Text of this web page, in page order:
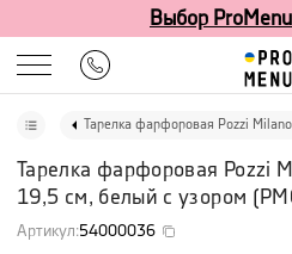
Выбор
Тарелка фарфоровая Pozzi Milano
Тарелка фарфоровая Pozzi
19,5 см, белый с узором (
Артикул:54000036